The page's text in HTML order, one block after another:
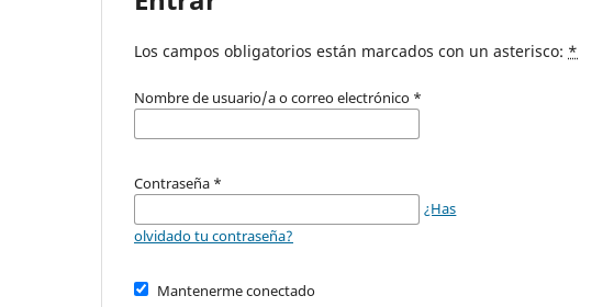
Los campos obligatorios están marcados con un asterisco: *
Nombre de usuario/a o correo electrónico *
Contraseña *
¿Has
olvidado tu contraseña?
Mantenerme conectado